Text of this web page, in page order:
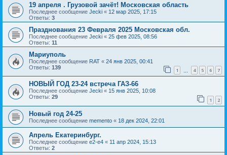
19 апреля . Грузовой зачёт! Московская область
Последнее сообщение Jecki « 12 мар 2025, 17:15
Ответы: 3
Празднования 23 Февраля 2025 Московская обл.
Последнее сообщение Jecki « 25 фев 2025, 08:56
Ответы: 11
Мариуполь
Последнее сообщение RAT « 24 янв 2025, 00:41
Ответы: 139 1 4 5 6 7
НОВЫЙ ГОД 23-24 встреча ГАЗ-66
Последнее сообщение Jecki « 15 янв 2025, 10:08
Ответы: 29 1 2
Новый год 24-25
Последнее сообщение memento « 18 дек 2024, 22:01
Апрель Екатеринбург.
Последнее сообщение e2-e4 « 11 апр 2024, 15:13
Ответы: 2